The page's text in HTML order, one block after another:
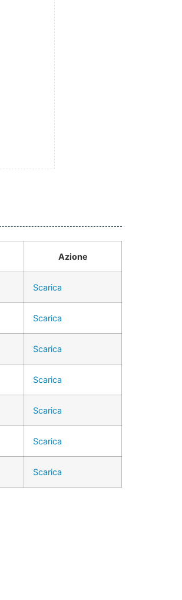
Azione
Scarica
Scarica
Scarica
Scarica
Scarica
Scarica
Scarica